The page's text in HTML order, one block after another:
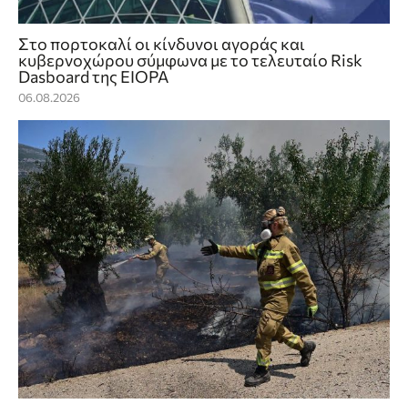
Στο πορτοκαλί οι κίνδυνοι αγοράς και
κυβερνοχώρου σύμφωνα με το τελευταίο Risk
Dasboard της EIOPA
06.08.2026